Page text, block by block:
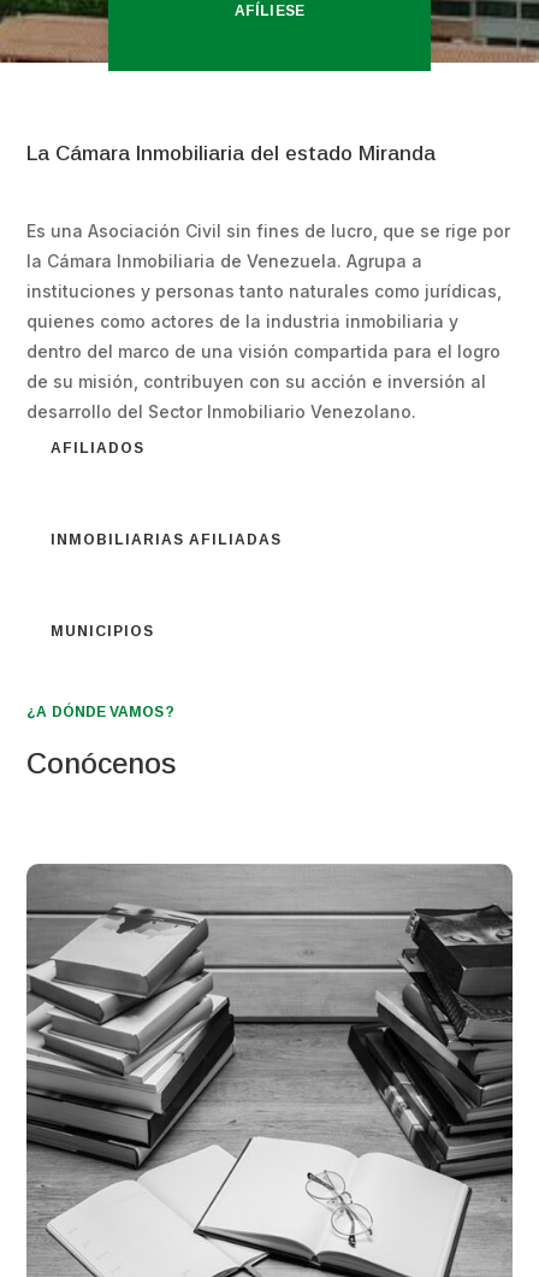
AFÍLIESE
La Cámara Inmobiliaria del estado Miranda
Es una Asociación Civil sin fines de lucro, que se rige por
la Cámara Inmobiliaria de Venezuela. Agrupa a
instituciones y personas tanto naturales como jurídicas,
quienes como actores de la industria inmobiliaria y
dentro del marco de una visión compartida para el logro
de su misión, contribuyen con su acción e inversión al
desarrollo del Sector Inmobiliario Venezolano.
AFILIADOS
INMOBILIARIAS AFILIADAS
MUNICIPIOS
¿A DÓNDE VAMOS?
Conócenos